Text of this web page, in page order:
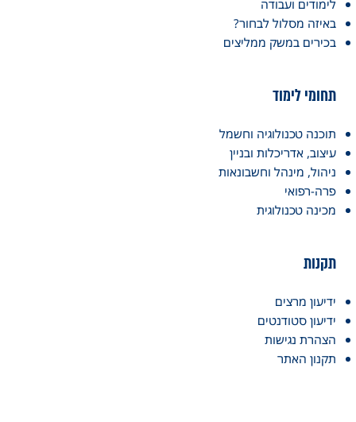
לימודים ועבודה
באיזה מסלול לבחור?
בכירים במשק ממליצים
תחומי לימוד
תוכנה טכנולוגיה וחשמל
עיצוב, אדריכלות ובניין
ניהול, מינהל וחשבונאות
פרה-רפואי
מכינה טכנולוגית
תקנות
ידיעון מרצים
ידיעון סטודנטים
הצהרת נגישות
תקנון האתר